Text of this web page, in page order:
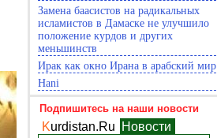
Замена баасистов на радикальных
исламистов в Дамаске не улучшило
положение курдов и других
меньшинств
Ирак как окно Ирана в арабский мир
Hani
Подпишитесь на наши новости
Kurdistan.Ru Новости